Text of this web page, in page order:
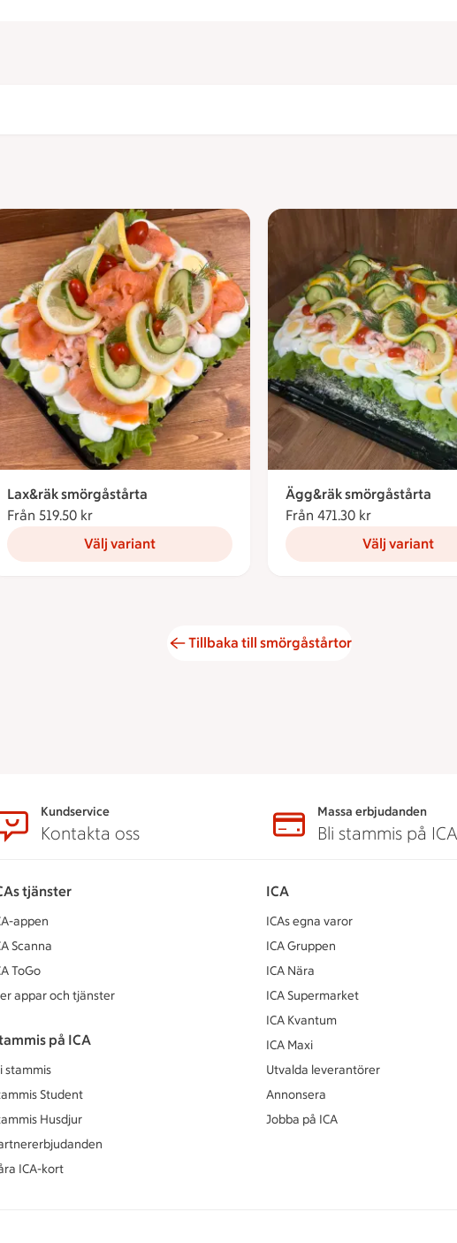
Lax&räk smörgåstårta
Från 519.50 kr
Välj variant
Ägg&räk smörgåstårta
Från 471.30 kr
Välj variant
Tillbaka till smörgåstårtor
Kundservice
Kontakta oss
Massa erbjudanden
Bli stammis på ICA
tjänster
appen
Scanna
ToGo
appar och tjänster
på ICA
stammis
Student
Husdjur
ICA-kort
ICA
ICAs egna varor
ICA Gruppen
ICA Nära
ICA Supermarket
ICA Kvantum
ICA Maxi
Utvalda leverantörer
Annonsera
Jobba på ICA